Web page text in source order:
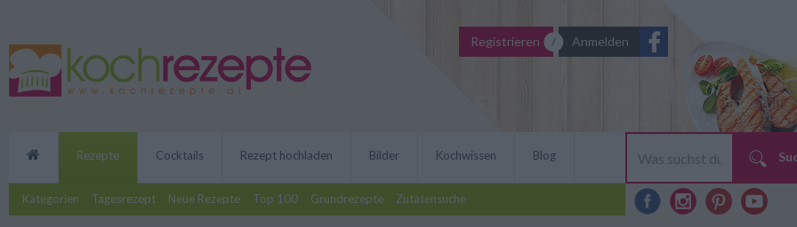
Registrieren Anmelden
Rezepte
Kategorien Tagesrezept Neue Rezepte Top 100 Grundrezepte Zutatensuche
Cocktails Rezept hochladen Bilder Kochwissen Blog